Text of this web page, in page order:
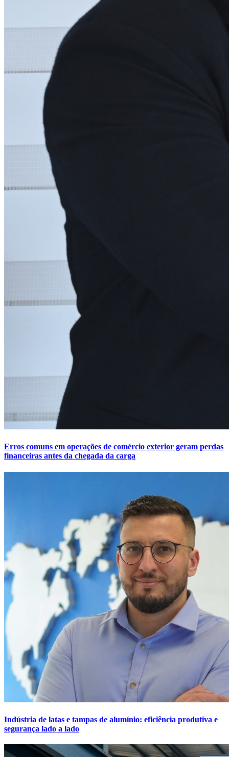
Erros comuns em operações de comércio exterior geram perdas
financeiras antes da chegada da carga
Indústria de latas e tampas de alumínio: eficiência produtiva e
segurança lado a lado